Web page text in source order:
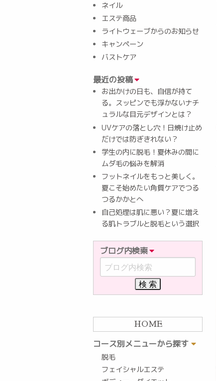
ネイル
エステ商品
ライトウェーブからのお知らせ
キャンペーン
バストケア
最近の投稿
お出かけの日も、自信が持て
る。スッピンでも浮かないナチ
ュラルな目元デザインとは？
UVケアの落とし穴！日焼け止め
だけでは防ぎきれない？
学生の内に脱毛！夏休みの間に
ムダ毛の悩みを解消
フットネイルをもっと美しく。
夏こそ始めたい角質ケアでつる
つるかかとへ
自己処理は肌に悪い？夏に増え
る肌トラブルと脱毛という選択
ブログ内検索
HOME
コース別メニューから探す
脱毛
フェイシャルエステ